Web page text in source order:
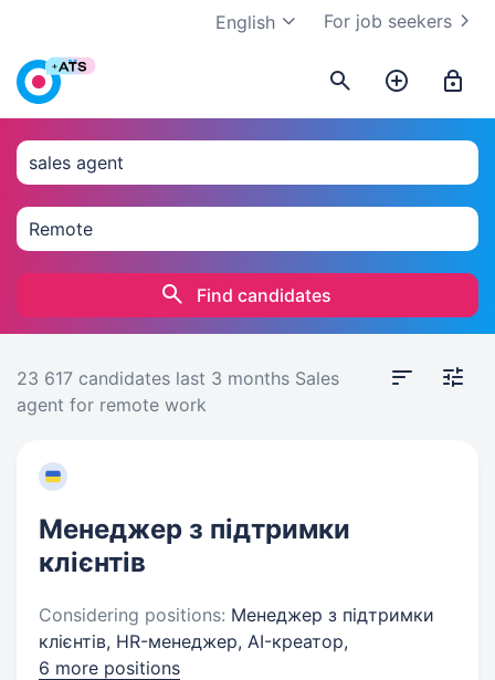
For job seekers
English
Find candidates
23 617 candidates last 3 months Sales
agent for remote work
Менеджер з підтримки
клієнтів
Considering positions: Менеджер з підтримки
клієнтів, HR-менеджер, AI-креатор,
6 more positions